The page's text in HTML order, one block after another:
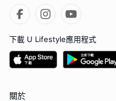
下載 U Lifestyle應用程式
關於